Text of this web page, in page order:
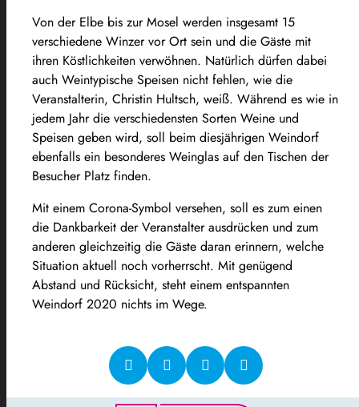
Von der Elbe bis zur Mosel werden insgesamt 15
verschiedene Winzer vor Ort sein und die Gäste mit
ihren Köstlichkeiten verwöhnen. Natürlich dürfen dabei
auch Weintypische Speisen nicht fehlen, wie die
Veranstalterin, Christin Hultsch, weiß. Während es wie in
jedem Jahr die verschiedensten Sorten Weine und
Speisen geben wird, soll beim diesjährigen Weindorf
ebenfalls ein besonderes Weinglas auf den Tischen der
Besucher Platz finden.
Mit einem Corona-Symbol versehen, soll es zum einen
die Dankbarkeit der Veranstalter ausdrücken und zum
anderen gleichzeitig die Gäste daran erinnern, welche
Situation aktuell noch vorherrscht. Mit genügend
Abstand und Rücksicht, steht einem entspannten
Weindorf 2020 nichts im Wege.